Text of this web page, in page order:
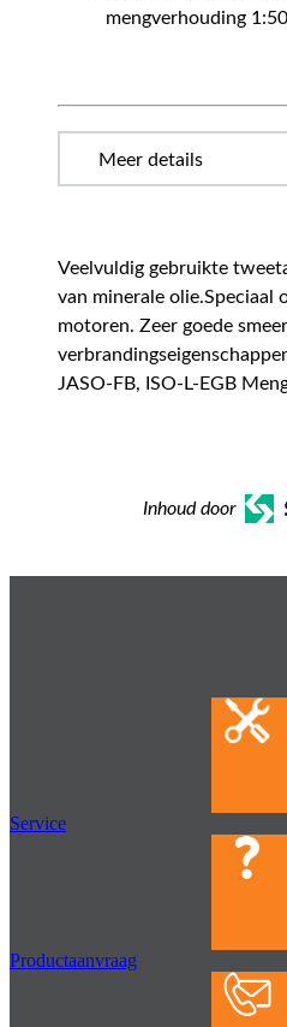
mengverhouding 1:50
Veelvuldig gebruikte
van minerale olie.Speciaal
motoren. Zeer goede
JASO-FB, ISO-L-EGB
Inhoud door
Service
Productaanvraag